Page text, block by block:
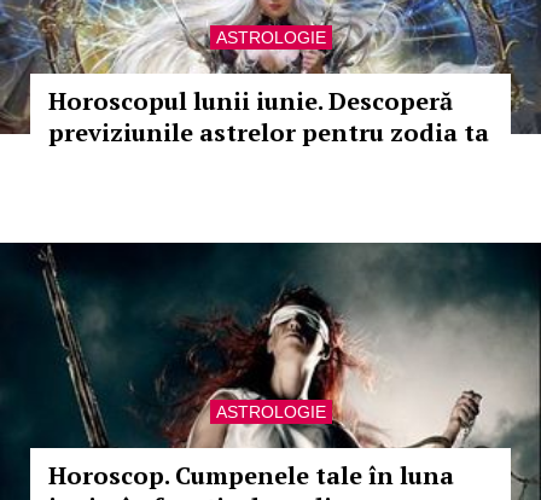
ASTROLOGIE
Horoscopul lunii iunie. Descoperă
previziunile astrelor pentru zodia ta
ASTROLOGIE
Horoscop. Cumpenele tale în luna